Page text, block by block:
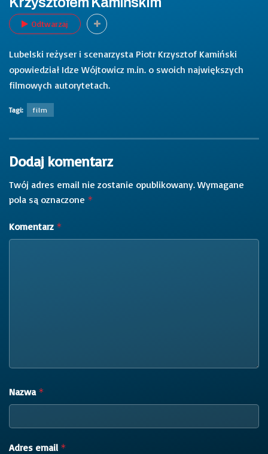
Odtwarzaj
Lubelski reżyser i scenarzysta Piotr Krzysztof Kamiński
opowiedział Idze Wójtowicz m.in. o swoich największych
filmowych autorytetach.
Tagi: film
Dodaj komentarz
Twój adres email nie zostanie opublikowany. Wymagane
pola są oznaczone *
Komentarz *
Nazwa *
Adres email *